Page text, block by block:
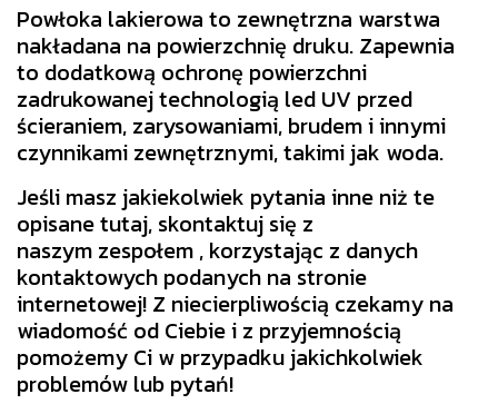
Powłoka lakierowa to zewnętrzna warstwa
nakładana na powierzchnię druku. Zapewnia
to dodatkową ochronę powierzchni
zadrukowanej technologią led UV przed
ścieraniem, zarysowaniami, brudem i innymi
czynnikami zewnętrznymi, takimi jak woda.
Jeśli masz jakiekolwiek pytania inne niż te
opisane tutaj, skontaktuj się z
naszym zespołem , korzystając z danych
kontaktowych podanych na stronie
internetowej! Z niecierpliwością czekamy na
wiadomość od Ciebie i z przyjemnością
pomożemy Ci w przypadku jakichkolwiek
problemów lub pytań!